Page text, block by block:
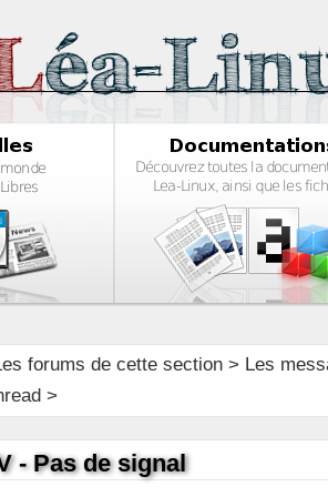
forums de cette section> Les
>
- Pas de signal